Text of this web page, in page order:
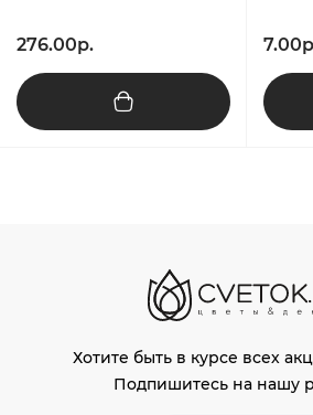
276.00р.
Хотите быть в курсе всех
Подпишитесь на нашу